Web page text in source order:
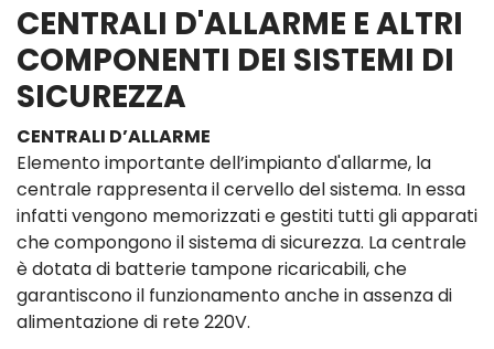
CENTRALI D'ALLARME E ALTRI
COMPONENTI DEI SISTEMI DI
SICUREZZA
CENTRALI D’ALLARME
Elemento importante dell’impianto d'allarme, la
centrale rappresenta il cervello del sistema. In essa
infatti vengono memorizzati e gestiti tutti gli apparati
che compongono il sistema di sicurezza. La centrale
è dotata di batterie tampone ricaricabili, che
garantiscono il funzionamento anche in assenza di
alimentazione di rete 220V.